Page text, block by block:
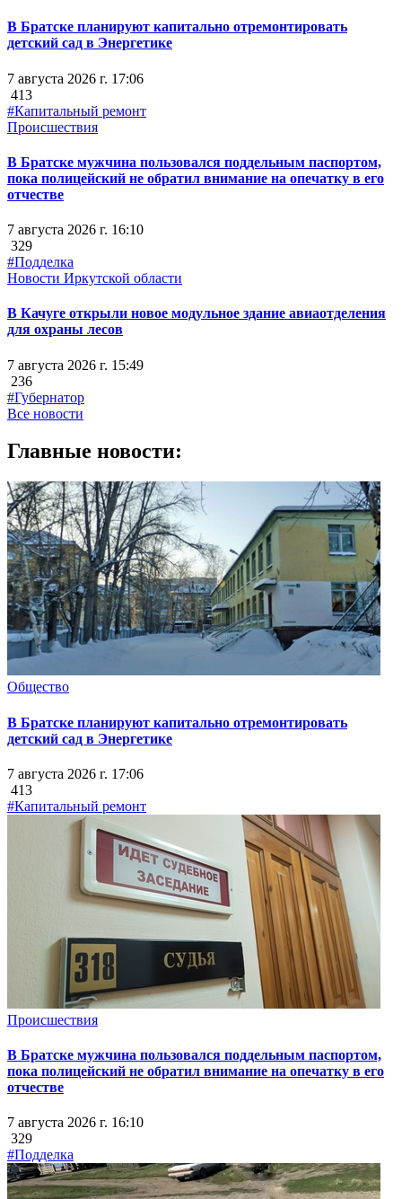
В Братске планируют капитально отремонтировать
детский сад в Энергетике
7 августа 2026 г. 17:06
413
#Капитальный ремонт
Происшествия
В Братске мужчина пользовался поддельным паспортом,
пока полицейский не обратил внимание на опечатку в его
отчестве
7 августа 2026 г. 16:10
329
#Подделка
Новости Иркутской области
В Качуге открыли новое модульное здание авиаотделения
для охраны лесов
7 августа 2026 г. 15:49
236
#Губернатор
Все новости
Главные новости:
Общество
В Братске планируют капитально отремонтировать
детский сад в Энергетике
7 августа 2026 г. 17:06
413
#Капитальный ремонт
Происшествия
В Братске мужчина пользовался поддельным паспортом,
пока полицейский не обратил внимание на опечатку в его
отчестве
7 августа 2026 г. 16:10
329
#Подделка